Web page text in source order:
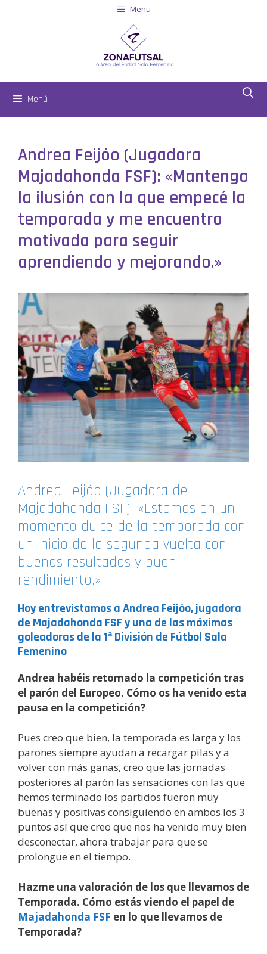
Menu
Menú
Andrea Feijóo (Jugadora
Majadahonda FSF): «Mantengo
la ilusión con la que empecé la
temporada y me encuentro
motivada para seguir
aprendiendo y mejorando.»
Andrea Feijóo (Jugadora de
Majadahonda FSF): «Estamos en un
momento dulce de la temporada con
un inicio de la segunda vuelta con
buenos resultados y buen
rendimiento.»
Hoy entrevistamos a Andrea Feijóo, jugadora
de Majadahonda FSF y una de las máximas
goleadoras de la 1ª División de Fútbol Sala
Femenino
Andrea habéis retomado la competición tras
el parón del Europeo. Cómo os ha venido esta
pausa en la competición?
Pues creo que bien, la temporada es larga y los
parones siempre ayudan a recargar pilas y a
volver con más ganas, creo que las jornadas
posteriores al parón las sensaciones con las que
hemos terminado los partidos fueron muy
buenas y positivas consiguiendo en ambos los 3
puntos así que creo que nos ha venido muy bien
desconectar, ahora trabajar para que se
prolongue en el tiempo.
Hazme una valoración de los que llevamos de
Temporada. Cómo estás viendo el papel de
Majadahonda FSF en lo que llevamos de
Temporada?